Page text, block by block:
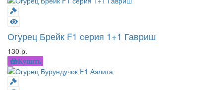
Огурец Брейк F1 серия 1+1 Гавриш
130 р.
Купить